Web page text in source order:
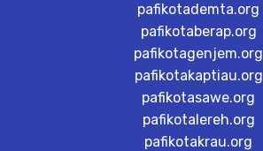
pafikotademta.org
pafikotaberap.org
pafikotagenjem.org
pafikotakaptiau.org
pafikotasawe.org
pafikotalereh.org
pafikotakrau.org